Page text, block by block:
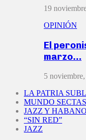
19
OPINIÓN
El
marzo…
5
LA PATRIA
MUNDO SECTAS
JAZZ Y
“SIN RED”
JAZZ